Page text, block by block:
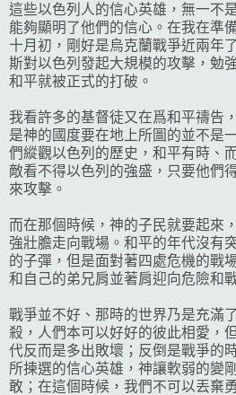
這些以色列人的信心英雄，無一不
能夠顯明了他們的信心。在我在準
十月初，剛好是烏克蘭戰爭近兩年
斯對以色列發起大規模的攻擊，勉
和平就被正式的打破。
我看許多的基督徒又在爲和平禱告
是神的國度要在地上所圖的並不是
們縱觀以色列的歷史，和平有時、
敵看不得以色列的強盛，只要他們
來攻擊。
而在那個時候，神的子民就要起來
強壯膽走向戰場。和平的年代沒有
的子彈，但是面對著四處危機的戰
和自己的弟兄肩並著肩迎向危險和
戰爭並不好、那時的世界乃是充滿
殺，人們本可以好好的彼此相愛，
代反而是多出敗壞；反倒是戰爭的
所揀選的信心英雄，神讓軟弱的變
敢；在這個時候，我們不可以丟棄